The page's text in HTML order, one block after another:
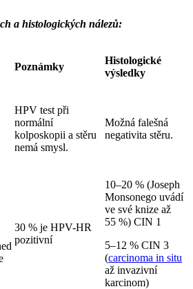
a histologických nálezů:
Poznámky
Histologické
výsledky
HPV test při
normální
kolposkopii a stěru
nemá smysl.
Možná falešná
negativita stěru.
30 % je HPV-HR
pozitivní
10–20 % (Joseph
Monsonego uvádí
ve své knize až
55 %) CIN 1
5–12 % CIN 3
(carcinoma in situ
až invazivní
karcinom)